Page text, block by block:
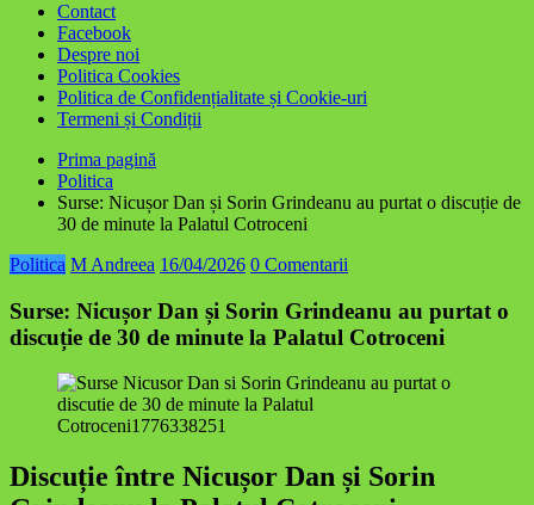
Contact
Facebook
Despre noi
Politica Cookies
Politica de Confidențialitate și Cookie-uri
Termeni și Condiții
Prima pagină
Politica
Surse: Nicușor Dan și Sorin Grindeanu au purtat o discuție de
30 de minute la Palatul Cotroceni
Politica M Andreea 16/04/2026 0 Comentarii
Surse: Nicușor Dan și Sorin Grindeanu au purtat o
discuție de 30 de minute la Palatul Cotroceni
Discuție între Nicușor Dan și Sorin